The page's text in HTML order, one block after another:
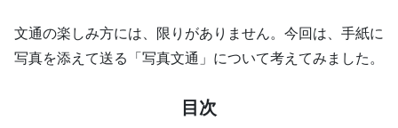
文通の楽しみ方には、限りがありません。今回は、手紙に
写真を添えて送る「写真文通」について考えてみました。
目次